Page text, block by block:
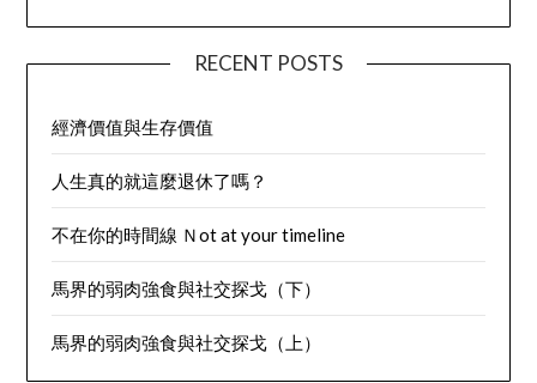
RECENT POSTS
經濟價值與生存價值
人生真的就這麼退休了嗎？
不在你的時間線 Ｎot at your timeline
馬界的弱肉強食與社交探戈（下）
馬界的弱肉強食與社交探戈（上）